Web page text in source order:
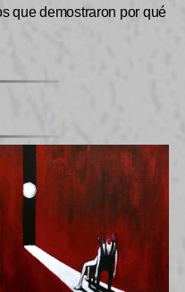
que demostraron por qué